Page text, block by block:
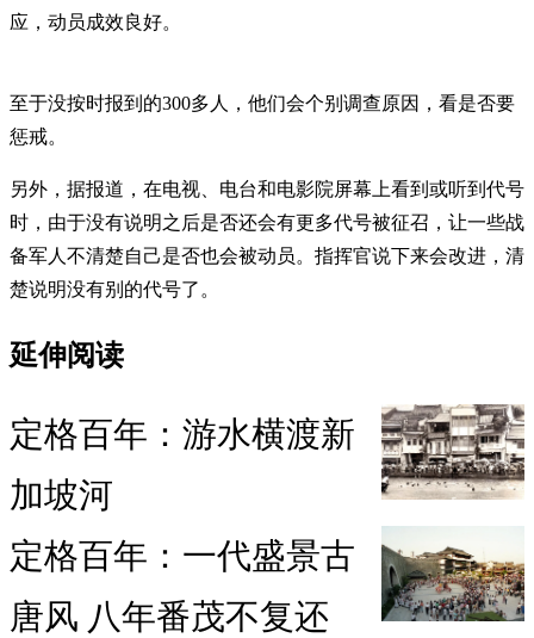
应，动员成效良好。
至于没按时报到的300多人，他们会个别调查原因，看是否要
惩戒。
另外，据报道，在电视、电台和电影院屏幕上看到或听到代号
时，由于没有说明之后是否还会有更多代号被征召，让一些战
备军人不清楚自己是否也会被动员。指挥官说下来会改进，清
楚说明没有别的代号了。
延伸阅读
定格百年：游水横渡新
加坡河
定格百年：一代盛景古
唐风 八年番茂不复还